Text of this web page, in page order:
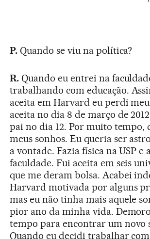
P. Quando se viu na política?
R. Quando eu entrei na
trabalhando com educação.
aceita em Harvard eu perdi
aceita no dia 8 de março de
pai no dia 12. Por muito tempo,
meus sonhos. Eu queria ser
a vontade. Fazia física na USP e
faculdade. Fui aceita em seis
que me deram bolsa. Acabei
Harvard motivada por alguns
mas eu não tinha mais aquele
pior ano da minha vida.
tempo para encontrar um novo
Quando eu decidi trabalhar com